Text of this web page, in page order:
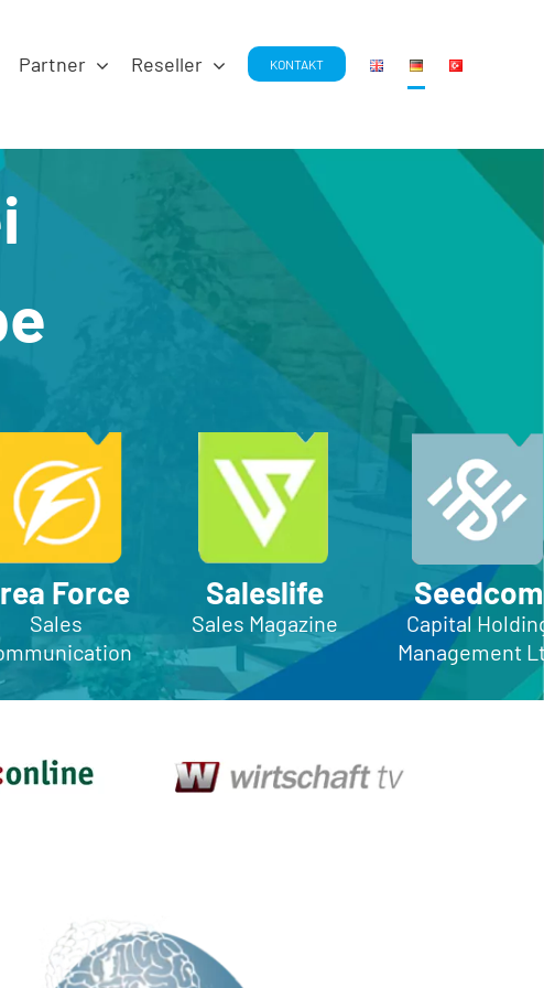
Partner Reseller KONTAKT
Force
Sales
Saleslife
Sales Magazine
Seedcom
Capital
Management